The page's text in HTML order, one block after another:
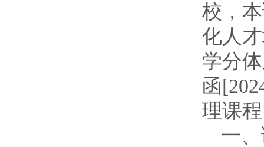
校，
化人
学分
函
理课
一